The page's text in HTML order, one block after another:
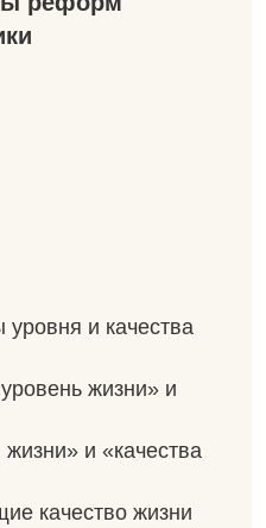
уровня и качества
жизни» и
и «качества
качество жизни